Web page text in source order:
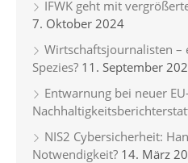
IFWK geht mit
7. Oktober 2024
Wirtschaftsjournalisten –
Spezies? 11. September
Entwarnung bei neuer
NIS2 Cybersicherheit:
Notwendigkeit? 14. März